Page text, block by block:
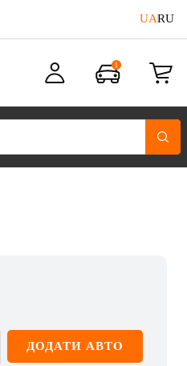
UARU
ДОДАТИ АВТО